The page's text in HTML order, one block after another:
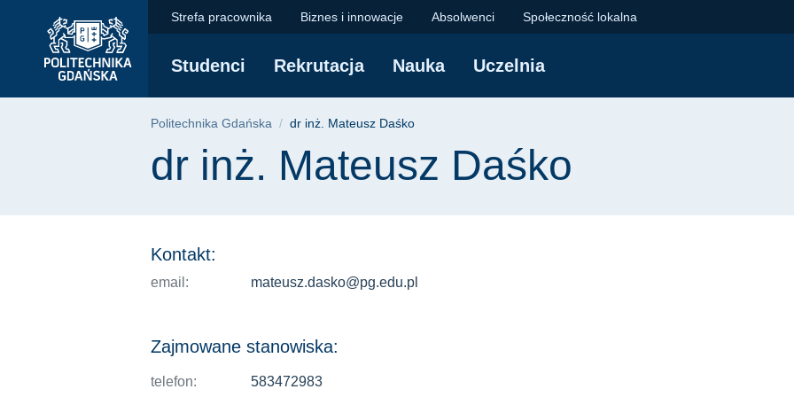
głównego
wyszukiwarki
dr inż. Mateusz Daśko | Politechnika
Strefa pracownika Biznes i innowacje Absolwenci Społeczność lokalna
Studenci Rekrutacja Nauka Uczelnia
Ścieżka nawigacyjna
Politechnika Gdańska dr inż. Mateusz Daśko
Treść strony
dr inż. Mateusz Daśko
Kontakt:
email: mateusz.dasko@pg.edu.pl
Zajmowane stanowiska:
telefon: 583472983